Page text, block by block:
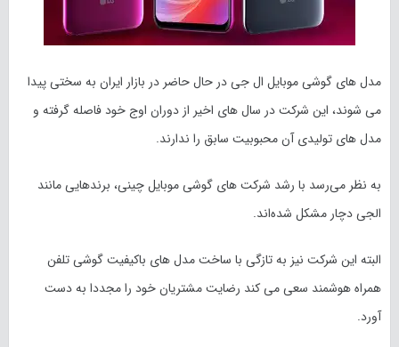
مدل های گوشی موبایل ال جی در حال حاضر در بازار ایران به سختی پیدا
می شوند، این شرکت در سال های اخیر از دوران اوج خود فاصله گرفته و
مدل های تولیدی آن محبوبیت سابق را ندارند.
به نظر می‌رسد با رشد شرکت های گوشی موبایل چینی، برندهایی مانند
الجی دچار مشکل شده‌اند.
البته این شرکت نیز به تازگی با ساخت مدل های باکیفیت گوشی تلفن
همراه هوشمند سعی می کند رضایت مشتریان خود را مجددا به دست
آورد.